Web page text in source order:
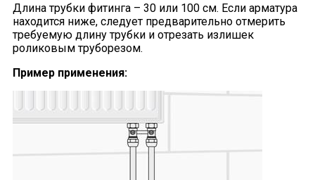
Длина трубки фитинга – 30 или 100 см. Если арматура
находится ниже, следует предварительно отмерить
требуемую длину трубки и отрезать излишек
роликовым труборезом.
Пример применения: